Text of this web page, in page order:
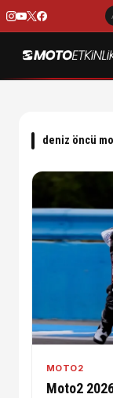
deniz öncü
MOTO2
Moto2